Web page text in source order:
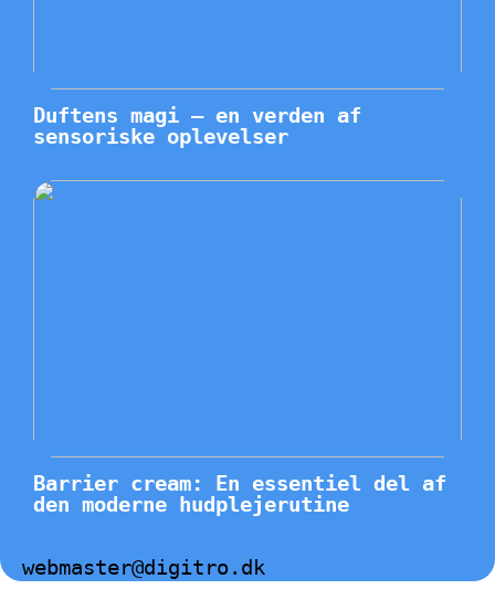
Duftens magi – en verden af
sensoriske oplevelser
Barrier cream: En essentiel del af
den moderne hudplejerutine
webmaster@digitro.dk